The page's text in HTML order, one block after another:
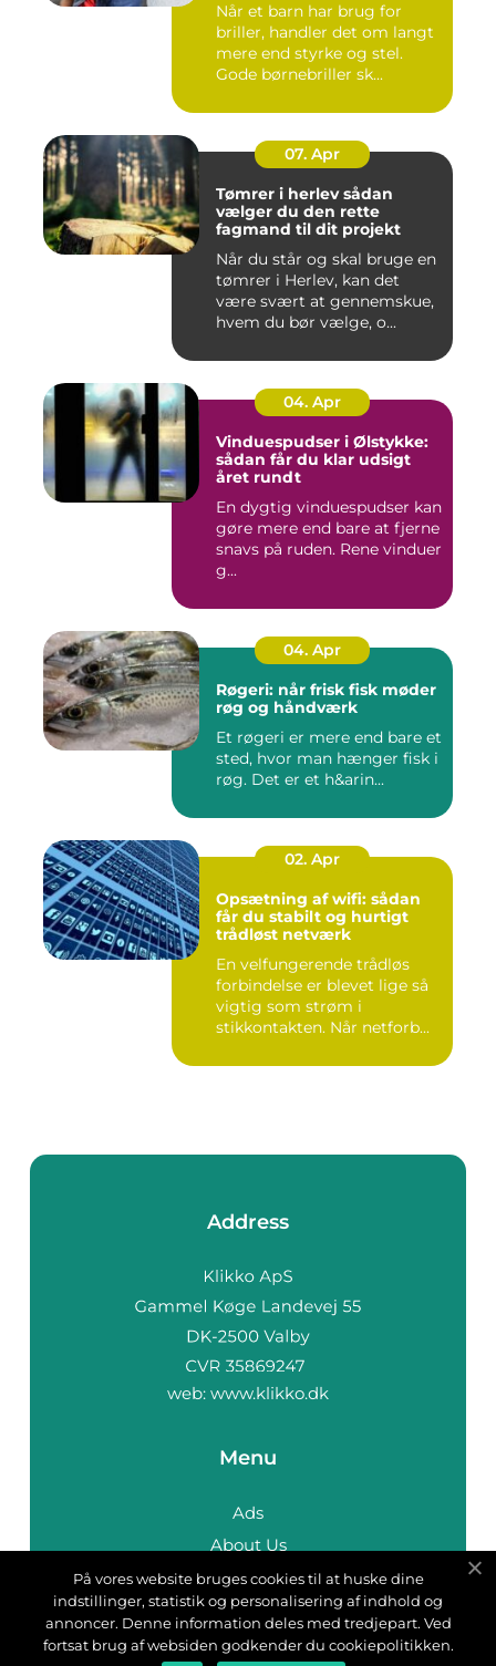
Når et barn har brug for
briller, handler det om langt
mere end styrke og stel.
Gode børnebriller sk...
07. Apr
Tømrer i herlev sådan
vælger du den rette
fagmand til dit projekt
Når du står og skal bruge en
tømrer i Herlev, kan det
være svært at gennemskue,
hvem du bør vælge, o...
04. Apr
Vinduespudser i Ølstykke:
sådan får du klar udsigt
året rundt
En dygtig vinduespudser kan
gøre mere end bare at fjerne
snavs på ruden. Rene vinduer
g...
04. Apr
Røgeri: når frisk fisk møder
røg og håndværk
Et røgeri er mere end bare et
sted, hvor man hænger fisk i
røg. Det er et h&arin...
02. Apr
Opsætning af wifi: sådan
får du stabilt og hurtigt
trådløst netværk
En velfungerende trådløs
forbindelse er blevet lige så
vigtig som strøm i
stikkontakten. Når netforb...
Address
web: www.klikko.dk
Menu
Ads
About Us
Cookies
Contact
Sitemap
På vores website bruges cookies til at huske dine
indstillinger, statistik og personalisering af indhold og
annoncer. Denne information deles med tredjepart. Ved
fortsat brug af websiden godkender du cookiepolitikken.